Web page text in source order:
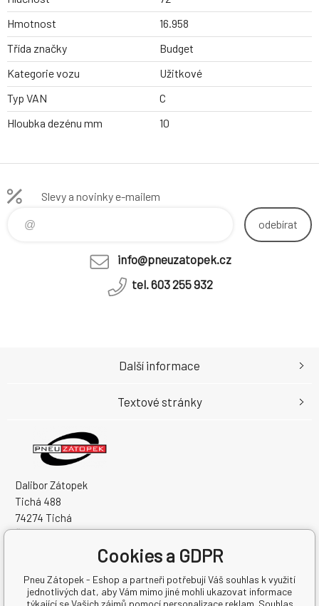
Hmotnost
16.958
Třída značky
Budget
Kategorie vozu
Užitkové
Typ VAN
C
Hloubka dezénu mm
10
Slevy a novinky e-mailem
odebírat
info@pneuzatopek.cz
tel. 603 255 932
Dalibor Zátopek
Tichá 488
74274 Tichá
Česká Republika
DIČ: CZ7504094994
Další informace
Textové stránky
Cookies a GDPR
Pneu Zátopek - Eshop a partneři potřebují Váš souhlas k využití
jednotlivých dat, aby Vám mimo jiné mohli ukazovat informace
týkající se Vašich zájmů pomocí personalizace reklam. Souhlas